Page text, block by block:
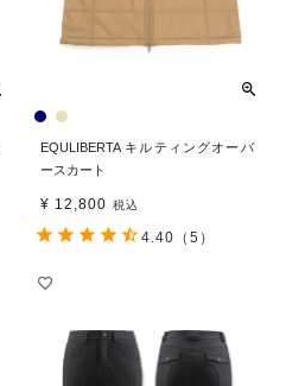
EQULIBERTA キルティングオーバ
ースカート
¥ 12,800 税込
4.40 （5）